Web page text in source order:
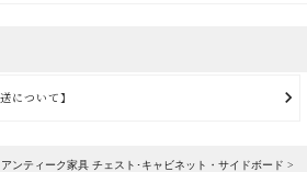
アンティーク家具 チェスト･キャビネット・サイドボード >